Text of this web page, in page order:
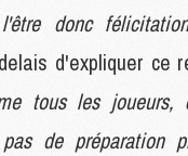
donc
d'expliquer ce
tous les joueurs,
de préparation